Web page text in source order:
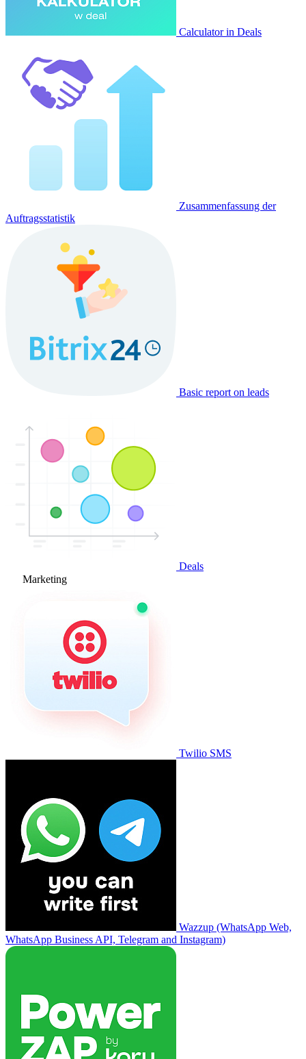
Calculator in Deals
Zusammenfassung der
Auftragsstatistik
Basic report on leads
Deals
Marketing
Twilio SMS
Wazzup (WhatsApp Web,
WhatsApp Business API, Telegram and Instagram)